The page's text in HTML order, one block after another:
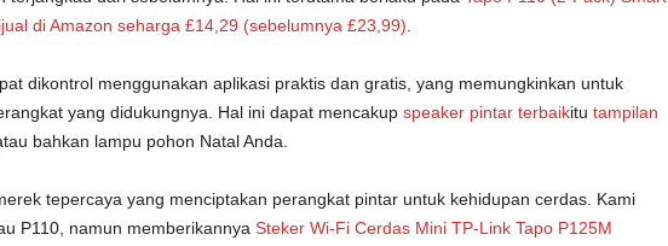
di Amazon seharga £14,29 (sebelumnya £23,99)
dikontrol menggunakan aplikasi praktis dan gratis, yang memungkinkan untuk
yang didukungnya. Hal ini dapat mencakup speaker pintar terbaikitu tampilan
bahkan lampu pohon Natal Anda.
tepercaya yang menciptakan perangkat pintar untuk kehidupan cerdas. Kami
P110, namun memberikannya Steker Wi-Fi Cerdas Mini TP-Link Tapo P125M